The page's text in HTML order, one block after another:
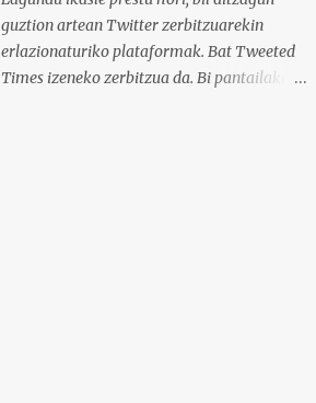
guztion artean Twitter zerbitzuarekin
erlazionaturiko plataformak. Bat Tweeted
Times izeneko zerbitzua da. Bi pantailakada